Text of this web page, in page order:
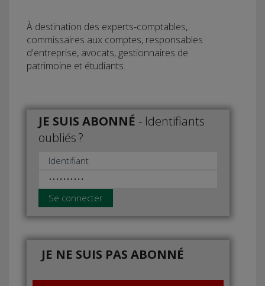
À destination des experts-comptables,
commissaires aux comptes, responsables
d'entreprise, avocats, gestionnaires de
patrimoine et étudiants.
JE SUIS ABONNÉ - Identifiants
oubliés ?
Se connecter
JE NE SUIS PAS ABONNÉ